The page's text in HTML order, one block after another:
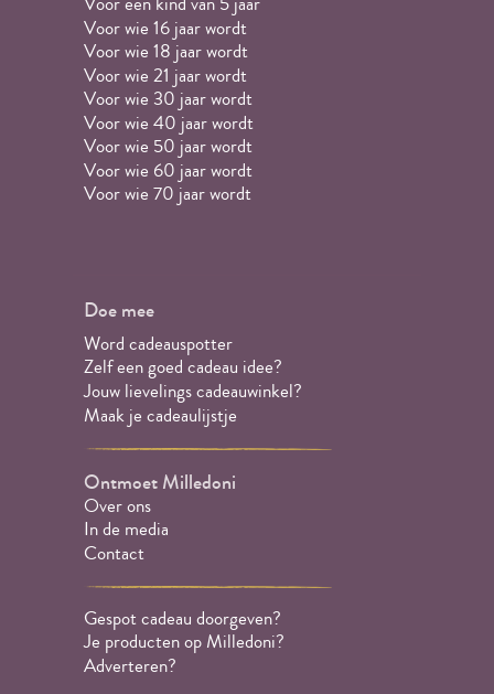
Voor wie 16 jaar wordt
Voor wie 18 jaar wordt
Voor wie 21 jaar wordt
Voor wie 30 jaar wordt
Voor wie 40 jaar wordt
Voor wie 50 jaar wordt
Voor wie 60 jaar wordt
Voor wie 70 jaar wordt
Doe mee
Word cadeauspotter
Zelf een goed cadeau idee?
Jouw lievelings cadeauwinkel?
Maak je cadeaulijstje
Ontmoet Milledoni
Over ons
In de media
Contact
Gespot cadeau doorgeven?
Je producten op Milledoni?
Adverteren?